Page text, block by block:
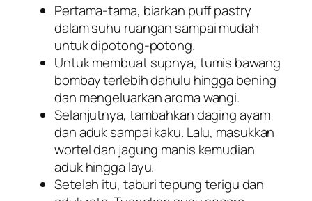
Pertama-tama, biarkan puff pastry
dalam suhu ruangan sampai mudah
untuk dipotong-potong.
Untuk membuat supnya, tumis bawang
bombay terlebih dahulu hingga bening
dan mengeluarkan aroma wangi.
Selanjutnya, tambahkan daging ayam
dan aduk sampai kaku. Lalu, masukkan
wortel dan jagung manis kemudian
aduk hingga layu.
Setelah itu, taburi tepung terigu dan